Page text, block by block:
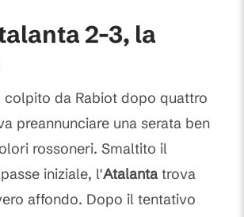
2-3, la
da Rabiot dopo quattro
preannunciare una serata ben
rossoneri. Smaltito il
iniziale, l'Atalanta trova
affondo. Dopo il tentativo